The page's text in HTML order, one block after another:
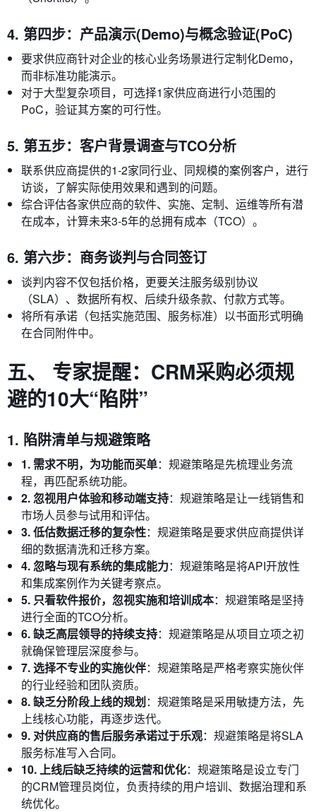
4. 第四步：产品演示(Demo)与概念验证(PoC)
要求供应商针对企业的核心业务场景进行定制化Demo，
而非标准功能演示。
对于大型复杂项目，可选择1家供应商进行小范围的
PoC，验证其方案的可行性。
5. 第五步：客户背景调查与TCO分析
联系供应商提供的1-2家同行业、同规模的案例客户，进行
访谈，了解实际使用效果和遇到的问题。
综合评估各家供应商的软件、实施、定制、运维等所有潜
在成本，计算未来3-5年的总拥有成本（TCO）。
6. 第六步：商务谈判与合同签订
谈判内容不仅包括价格，更要关注服务级别协议
（SLA）、数据所有权、后续升级条款、付款方式等。
将所有承诺（包括实施范围、服务标准）以书面形式明确
在合同附件中。
五、 专家提醒：CRM采购必须规
避的10大“陷阱”
1. 陷阱清单与规避策略
1. 需求不明，为功能而买单：规避策略是先梳理业务流
程，再匹配系统功能。
2. 忽视用户体验和移动端支持：规避策略是让一线销售和
市场人员参与试用和评估。
3. 低估数据迁移的复杂性：规避策略是要求供应商提供详
细的数据清洗和迁移方案。
4. 忽略与现有系统的集成能力：规避策略是将API开放性
和集成案例作为关键考察点。
5. 只看软件报价，忽视实施和培训成本：规避策略是坚持
进行全面的TCO分析。
6. 缺乏高层领导的持续支持：规避策略是从项目立项之初
就确保管理层深度参与。
7. 选择不专业的实施伙伴：规避策略是严格考察实施伙伴
的行业经验和团队资质。
8. 缺乏分阶段上线的规划：规避策略是采用敏捷方法，先
上线核心功能，再逐步迭代。
9. 对供应商的售后服务承诺过于乐观：规避策略是将SLA
服务标准写入合同。
10. 上线后缺乏持续的运营和优化：规避策略是设立专门
的CRM管理员岗位，负责持续的用户培训、数据治理和系
统优化。